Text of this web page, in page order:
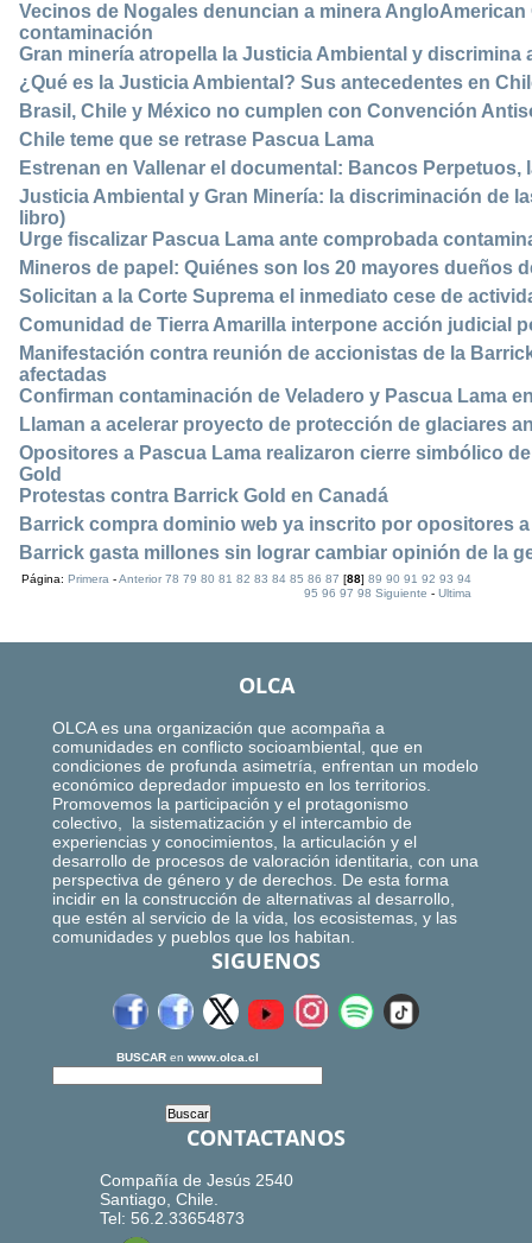
Vecinos de Nogales denuncian a minera
contaminación
Gran minería atropella la Justicia Ambiental y discrimina
¿Qué es la Justicia Ambiental? Sus antecedentes en
Brasil, Chile y México no cumplen con Convención
Chile teme que se retrase Pascua Lama
Estrenan en Vallenar el documental: Bancos Perpetuos,
Justicia Ambiental y Gran Minería: la discriminación de
libro)
Urge fiscalizar Pascua Lama ante comprobada
Mineros de papel: Quiénes son los 20 mayores dueños
Solicitan a la Corte Suprema el inmediato cese de
Comunidad de Tierra Amarilla interpone acción judicial
Manifestación contra reunión de accionistas de la
afectadas
Confirman contaminación de Veladero y Pascua Lama
Llaman a acelerar proyecto de protección de glaciares
Opositores a Pascua Lama realizaron cierre simbólico
Gold
Protestas contra Barrick Gold en Canadá
Barrick compra dominio web ya inscrito por opositores
Barrick gasta millones sin lograr cambiar opinión de la
Página:Primera -Anterior 78 79 80 81 82 83 84 85 86 87 [88]89 90 91 92 93 94
95 96 97 98 Siguiente -Ultima
OLCA
OLCA es una organización que acompaña a
comunidades en conflicto socioambiental, que en
condiciones de profunda asimetría, enfrentan un modelo
económico depredador impuesto en los territorios.
Promovemos la participación y el protagonismo
colectivo, la sistematización y el intercambio de
experiencias y conocimientos, la articulación y el
desarrollo de procesos de valoración identitaria, con una
perspectiva de género y de derechos. De esta forma
incidir en la construcción de alternativas al desarrollo,
que estén al servicio de la vida, los ecosistemas, y las
comunidades y pueblos que los habitan.
SIGUENOS
BUSCAR en www.olca.cl
CONTACTANOS
Compañía de Jesús 2540
Santiago, Chile.
Tel: 56.2.33654873